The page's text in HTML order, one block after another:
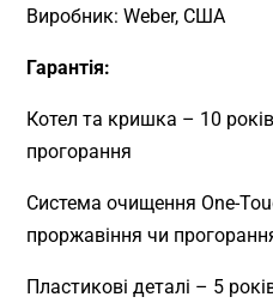
Виробник: Weber, США
Гарантія:
Котел та кришка – 10
прогорання
Система очищення One-
проржавіння чи
Пластикові деталі – 5